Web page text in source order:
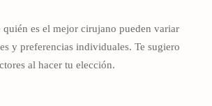
quién es el mejor cirujano pueden variar
y preferencias individuales. Te sugiero
al hacer tu elección.